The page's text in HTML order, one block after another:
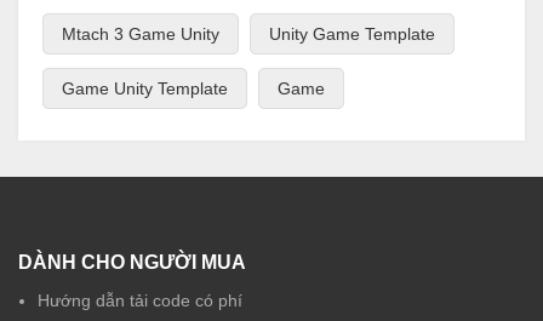
Mtach 3 Game Unity Unity Game Template
Game Unity Template Game
DÀNH CHO NGƯỜI MUA
Hướng dẫn tải code có phí